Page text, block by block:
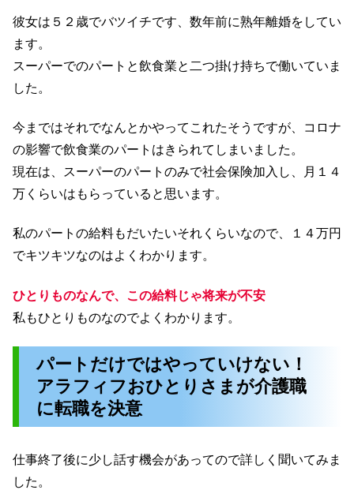
彼女は５２歳でバツイチです、数年前に熟年離婚をしてい
ます。
スーパーでのパートと飲食業と二つ掛け持ちで働いていま
した。
今まではそれでなんとかやってこれたそうですが、コロナ
の影響で飲食業のパートはきられてしまいました。
現在は、スーパーのパートのみで社会保険加入し、月１４
万くらいはもらっていると思います。
私のパートの給料もだいたいそれくらいなので、１４万円
でキツキツなのはよくわかります。
ひとりものなんで、この給料じゃ将来が不安
私もひとりものなのでよくわかります。
パートだけではやっていけない！
アラフィフおひとりさまが介護職
に転職を決意
仕事終了後に少し話す機会があってので詳しく聞いてみま
した。